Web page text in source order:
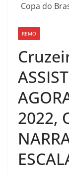
REMO
2022,